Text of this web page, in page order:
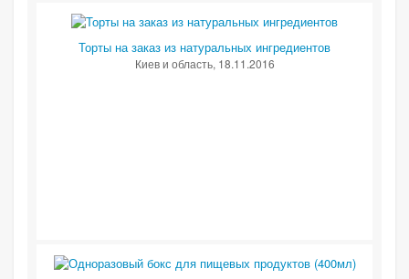
Торты на заказ из натуральных ингредиентов
Киев и область, 18.11.2016